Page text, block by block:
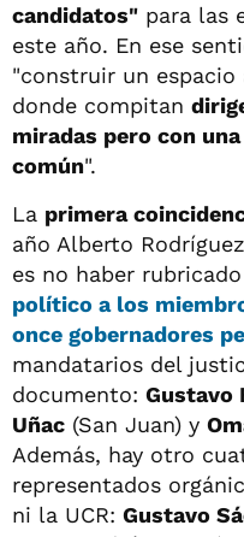
candidatos" para las
este año. En ese
"construir un
donde compitan
miradas pero con
común".
La primera
año Alberto
es no haber rubricado
político a los
once gobernadores
mandatarios del
documento: Gustavo
Uñac (San Juan) y
Además, hay otro
representados
ni la UCR: Gustavo